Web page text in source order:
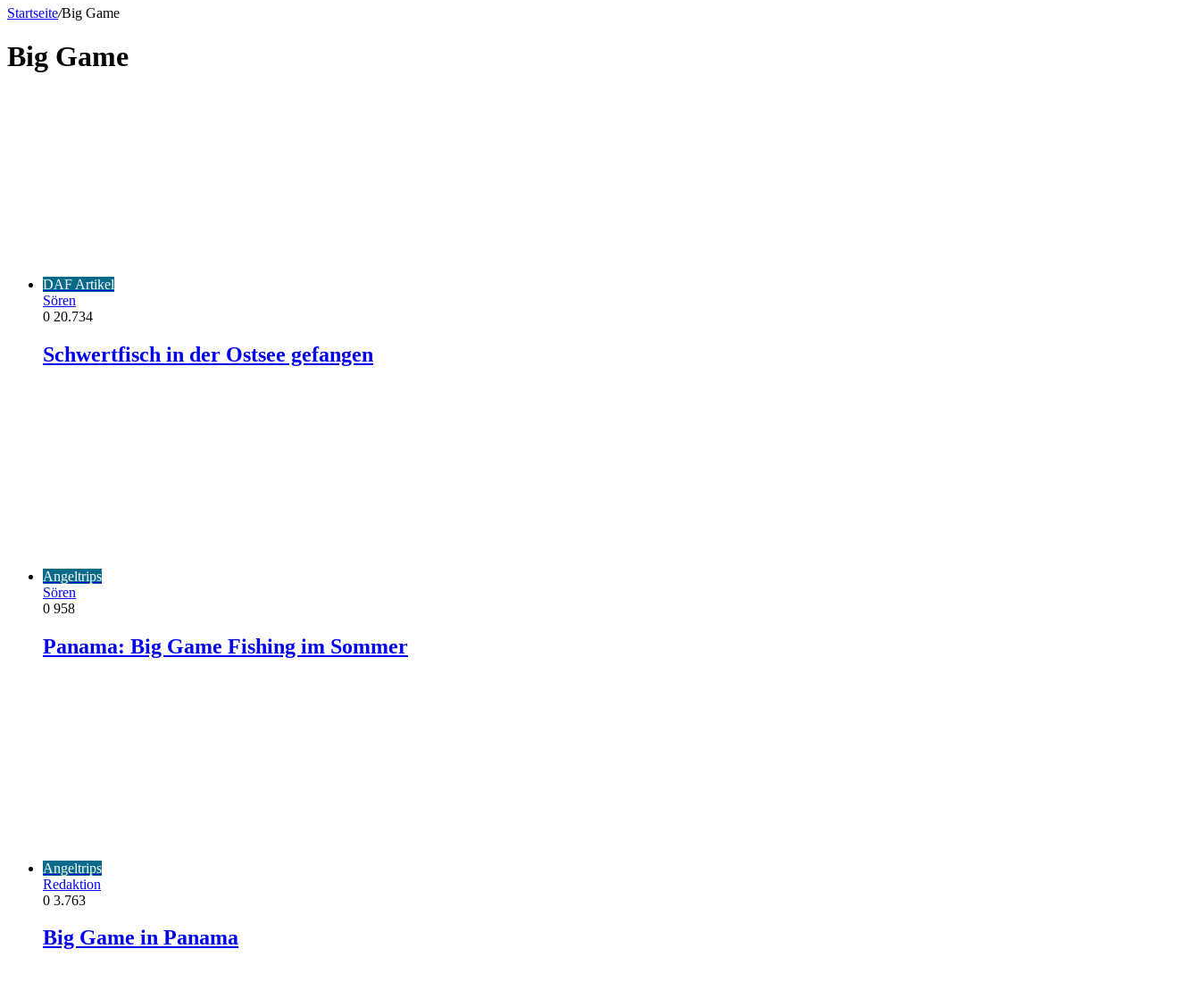
Startseite/Big Game
Big Game
DAF Artikel
Sören
0 20.734
Schwertfisch in der Ostsee gefangen
Angeltrips
Sören
0 958
Panama: Big Game Fishing im Sommer
Angeltrips
Redaktion
0 3.763
Big Game in Panama